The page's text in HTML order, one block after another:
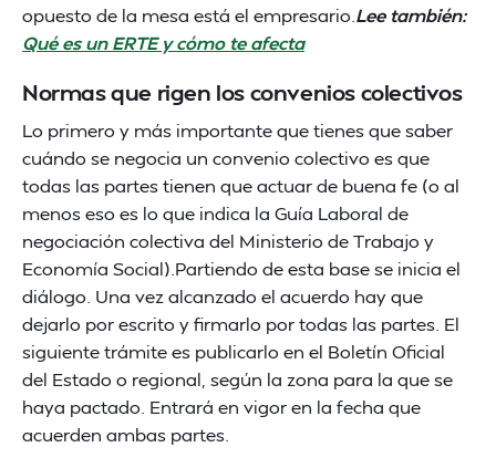
opuesto de la mesa está el empresario. Lee también:
Qué es un ERTE y cómo te afecta
Normas que rigen los convenios colectivos
Lo primero y más importante que tienes que saber
cuándo se negocia un convenio colectivo es que
todas las partes tienen que actuar de buena fe (o al
menos eso es lo que indica la Guía Laboral de
negociación colectiva del Ministerio de Trabajo y
Economía Social).Partiendo de esta base se inicia el
diálogo. Una vez alcanzado el acuerdo hay que
dejarlo por escrito y firmarlo por todas las partes. El
siguiente trámite es publicarlo en el Boletín Oficial
del Estado o regional, según la zona para la que se
haya pactado. Entrará en vigor en la fecha que
acuerden ambas partes.